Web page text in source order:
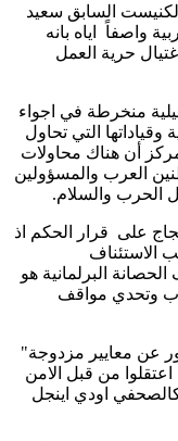
السابق سعيد
واصفاً اياه بانه
حرية العمل
منخرطة في اجواء
التي تحاول
أن هناك محاولات
العرب والمسؤولين
الحرب والسلام.
على قرار الحكم اذ
الاستئناف
البرلمانية هو
وتحدي مواقف
عن معايير مزدوجة"
من قبل الامن
كالصحفي اودي اينجل